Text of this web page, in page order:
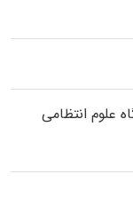
ﻋﻠﻮم انتظامی